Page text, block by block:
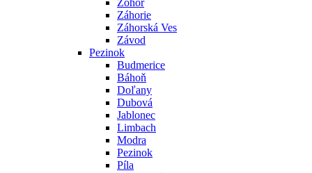
Zohor
Záhorie
Záhorská Ves
Závod
Pezinok
Budmerice
Báhoň
Doľany
Dubová
Jablonec
Limbach
Modra
Pezinok
Píla